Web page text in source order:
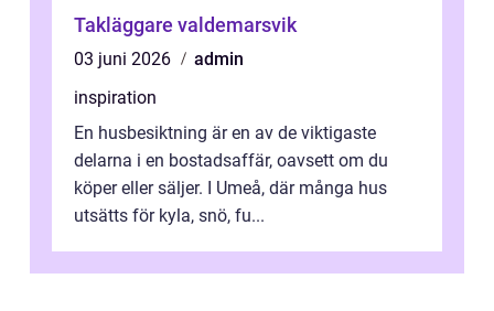
Takläggare valdemarsvik
03 juni 2026
admin
inspiration
En husbesiktning är en av de viktigaste
delarna i en bostadsaffär, oavsett om du
köper eller säljer. I Umeå, där många hus
utsätts för kyla, snö, fu...